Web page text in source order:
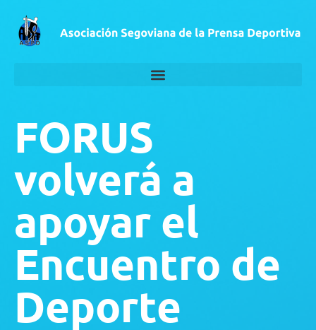
FORUS
volverá a
apoyar el
Encuentro de
Deporte